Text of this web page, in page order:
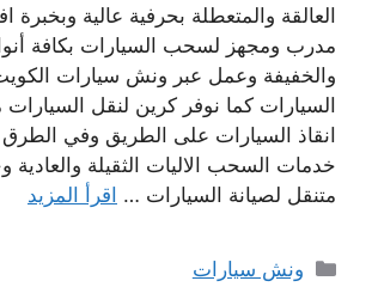
العالقة والمتعطلة بحرفية عالية
مدرب ومجهز لسحب السيارات بكافة
والخفيفة وعمل عبر ونش سيارات
السيارات كما نوفر كرين لنقل
انقاذ السيارات على الطريق وفي
خدمات السحب الاليات الثقيلة والعادية
متنقل لصيانة السيارات … اقرأ المزيد
التصنيفات
ونش سيارات